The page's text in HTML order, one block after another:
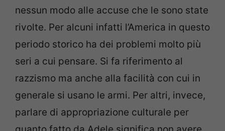
nessun modo alle accuse che le sono state
rivolte. Per alcuni infatti l’America in questo
periodo storico ha dei problemi molto più
seri a cui pensare. Si fa riferimento al
razzismo ma anche alla facilità con cui in
generale si usano le armi. Per altri, invece,
parlare di appropriazione culturale per